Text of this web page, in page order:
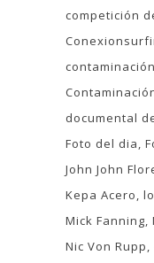
competición
documental
Foto del dia
John John
Kepa Acero
Mick Fanning
Nic Von Rupp